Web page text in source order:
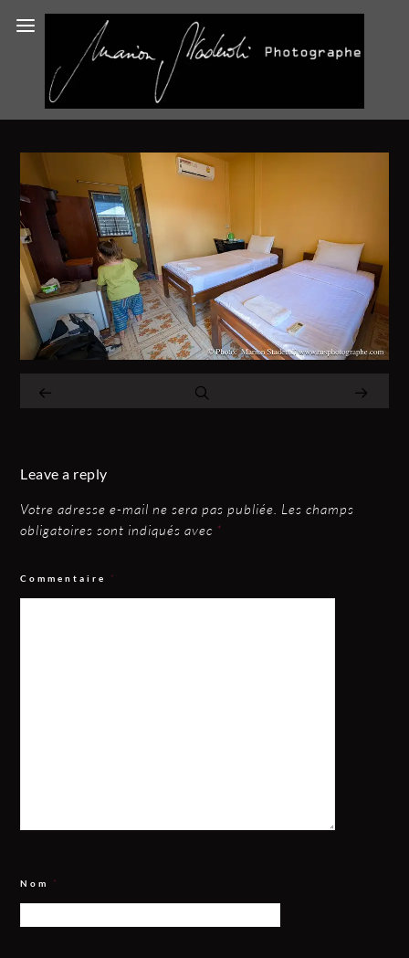
Leave a reply
Votre adresse e-mail ne sera pas publiée. Les champs
obligatoires sont indiqués avec *
Commentaire *
Nom *